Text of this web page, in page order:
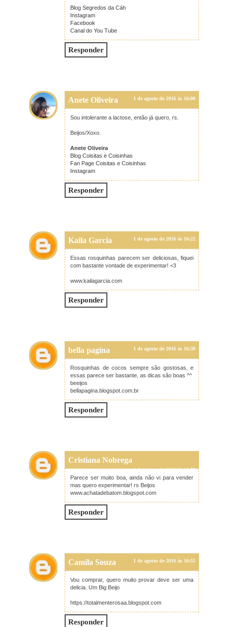
Blog Segredos da Cáh
Instagram
Facebook
Canal do You Tube
Responder
Anete Oliveira 1 de agosto de 2016 às 16:08
Sou intolerante a lactose, então já quero, rs.
Beijos/Xoxo.
Anete Oliveira
Blog Coisitas e Coisinhas
Fan Page Coisitas e Coisinhas
Instagram
Responder
Kaila Garcia 1 de agosto de 2016 às 16:22
Essas rosquinhas parecem ser deliciosas, fiquei
com bastante vontade de experimentar! <3
www.kailagarcia.com
Responder
bella pagina 1 de agosto de 2016 às 16:38
Rosquinhas de cocos sempre são gostosas, e
essas parece ser bastante, as dicas são boas ^^
beeijos
bellapagina.blogspot.com.br
Responder
Cristiana Nobrega
1 de agosto de 2016 às 16:53
Parece ser muito boa, ainda não vi para vender
mas quero experimentar! rs Beijos
www.achatadebatom.blogspot.com
Responder
Camila Souza 1 de agosto de 2016 às 16:55
Vou comprar, quero muito provar deve ser uma
delicia. Um Big Beijo
https://totalmenterosaa.blogspot.com
Responder